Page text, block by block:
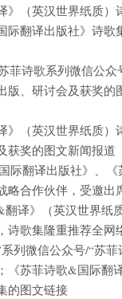
》（英汉世界纸质）
际翻译出版社》诗歌
菲诗歌系列微信公众
版、研讨会及获奖的
》（英汉世界纸质）
获奖的图文新闻报道
际翻译出版社》、
略合作伙伴，受邀出
译》（英汉世界纸
诗歌集隆重推荐全网
列微信公众号/“苏
《苏菲诗歌&国际翻
的图文链接